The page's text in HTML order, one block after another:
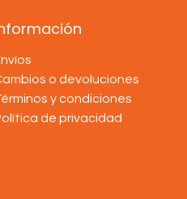
o devoluciones
y condiciones
de privacidad